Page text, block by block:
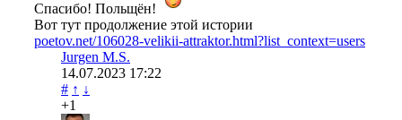
Спасибо! Польщён!
Вот тут продолжение этой истории
poetov.net/106028-velikii-attraktor.html?list_context=users
Jurgen M.S.
14.07.2023 17:22
# ↑ ↓
+1